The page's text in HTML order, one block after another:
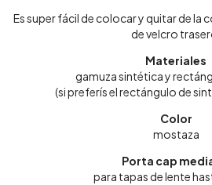
Es super fácil de colocar y quitar de la
de velcro
Materiales
gamuza sintética y
(si preferís el rectángulo de
Color
mostaza
Porta cap
para tapas de lente